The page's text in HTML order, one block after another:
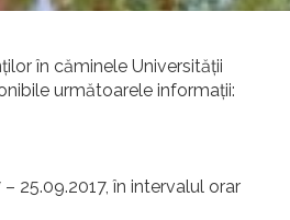
în căminele Universității
următoarele informații:
25.09.2017, în intervalul orar